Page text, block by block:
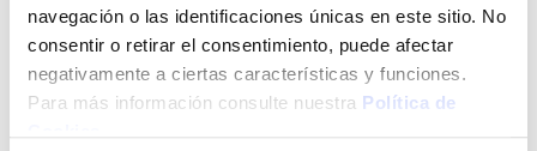
navegación o las identificaciones únicas en este sitio. No
consentir o retirar el consentimiento, puede afectar
negativamente a ciertas características y funciones.
Para más información consulte nuestra Política de